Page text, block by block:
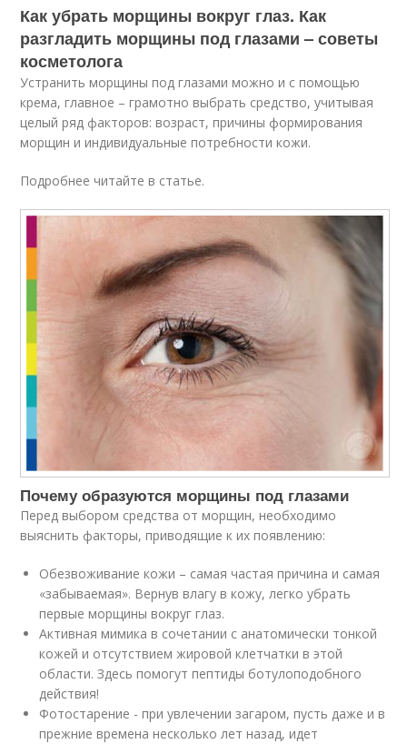
Как убрать морщины вокруг глаз. Как
разгладить морщины под глазами – советы
косметолога
Устранить морщины под глазами можно и с помощью
крема, главное – грамотно выбрать средство, учитывая
целый ряд факторов: возраст, причины формирования
морщин и индивидуальные потребности кожи.
Подробнее читайте в статье.
Почему образуются морщины под глазами
Перед выбором средства от морщин, необходимо
выяснить факторы, приводящие к их появлению:
Обезвоживание кожи – самая частая причина и самая
«забываемая». Вернув влагу в кожу, легко убрать
первые морщины вокруг глаз.
Активная мимика в сочетании с анатомически тонкой
кожей и отсутствием жировой клетчатки в этой
области. Здесь помогут пептиды ботулоподобного
действия!
Фотостарение - при увлечении загаром, пусть даже и в
прежние времена несколько лет назад, идет